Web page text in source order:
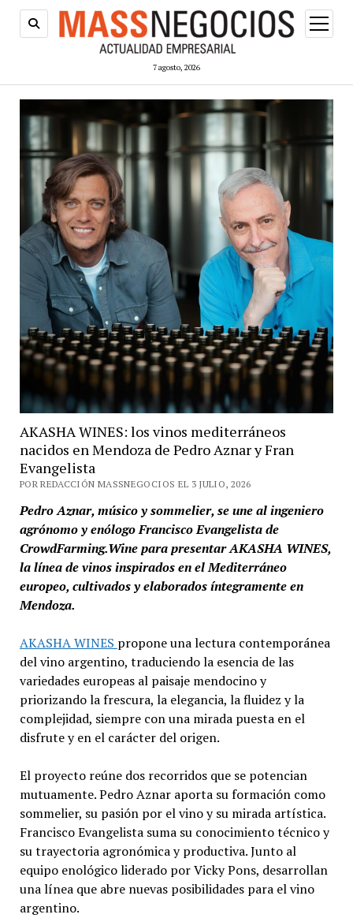
7 agosto, 2026
abrir
menú
AKASHA WINES: los vinos mediterráneos
nacidos en Mendoza de Pedro Aznar y Fran
Evangelista
POR REDACCIÓN MASSNEGOCIOS EL 3 JULIO, 2026
Pedro Aznar, músico y sommelier, se une al ingeniero
agrónomo y enólogo Francisco Evangelista de
CrowdFarming.Wine para presentar AKASHA WINES,
la línea de vinos inspirados en el Mediterráneo
europeo, cultivados y elaborados íntegramente en
Mendoza.
AKASHA WINES propone una lectura contemporánea
del vino argentino, traduciendo la esencia de las
variedades europeas al paisaje mendocino y
priorizando la frescura, la elegancia, la fluidez y la
complejidad, siempre con una mirada puesta en el
disfrute y en el carácter del origen.
El proyecto reúne dos recorridos que se potencian
mutuamente. Pedro Aznar aporta su formación como
sommelier, su pasión por el vino y su mirada artística.
Francisco Evangelista suma su conocimiento técnico y
su trayectoria agronómica y productiva. Junto al
equipo enológico liderado por Vicky Pons, desarrollan
una línea que abre nuevas posibilidades para el vino
argentino.